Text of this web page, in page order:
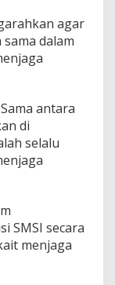
agar
dalam
antara
di
selalu
SMSI secara
menjaga